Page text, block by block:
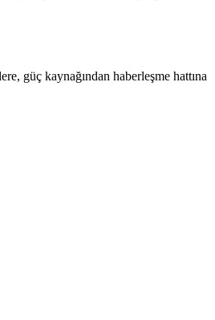
güç kaynağından haberleşme hattına